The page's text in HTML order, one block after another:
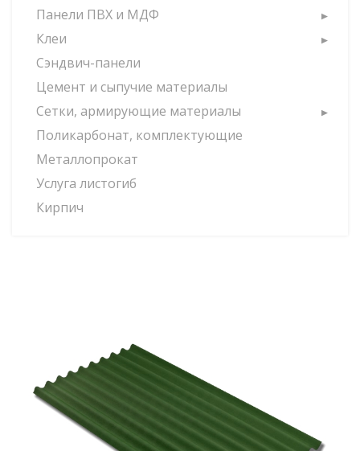
Панели ПВХ и МДФ
Клеи
Сэндвич-панели
Цемент и сыпучие материалы
Сетки, армирующие материалы
Поликарбонат, комплектующие
Металлопрокат
Услуга листогиб
Кирпич